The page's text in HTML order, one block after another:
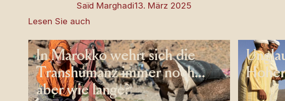
Saïd Marghadi13. März 2025
Lesen Sie auch
In Marokko wehrt sich die
Transhumanz immer noch...
aber wie lange?